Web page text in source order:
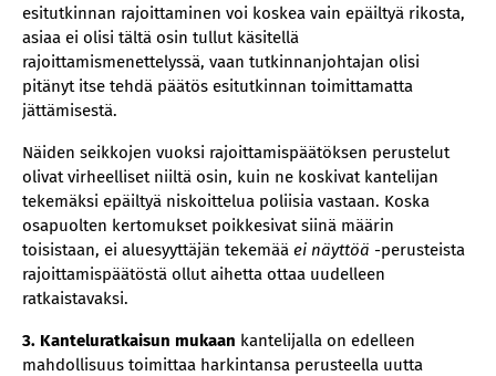
esitutkinnan rajoittaminen voi koskea vain epäiltyä rikosta,
asiaa ei olisi tältä osin tullut käsitellä
rajoittamismenettelyssä, vaan tutkinnanjohtajan olisi
pitänyt itse tehdä päätös esitutkinnan toimittamatta
jättämisestä.
Näiden seikkojen vuoksi rajoittamispäätöksen perustelut
olivat virheelliset niiltä osin, kuin ne koskivat kantelijan
tekemäksi epäiltyä niskoittelua poliisia vastaan. Koska
osapuolten kertomukset poikkesivat siinä määrin
toisistaan, ei aluesyyttäjän tekemää ei näyttöä -perusteista
rajoittamispäätöstä ollut aihetta ottaa uudelleen
ratkaistavaksi.
3. Kanteluratkaisun mukaan kantelijalla on edelleen
mahdollisuus toimittaa harkintansa perusteella uutta